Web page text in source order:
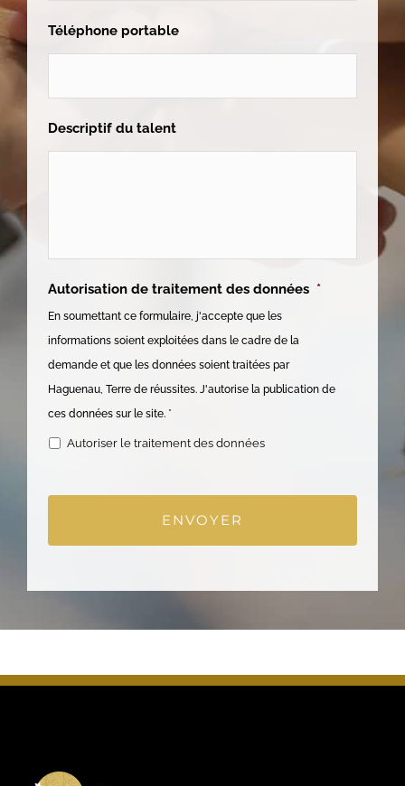
Téléphone portable
Descriptif du talent
Autorisation de traitement des données *
En soumettant ce formulaire, j'accepte que les
informations soient exploitées dans le cadre de la
demande et que les données soient traitées par
Haguenau, Terre de réussites. J'autorise la publication de
ces données sur le site. *
Autoriser le traitement des données